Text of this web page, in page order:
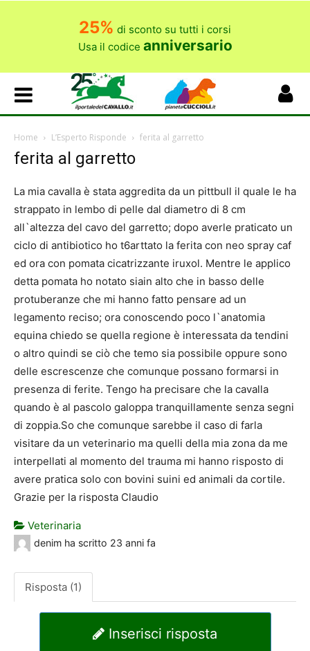
25% di sconto su tutti i corsi
Usa il codice anniversario
Home L’Esperto Risponde ferita al garretto
ferita al garretto
La mia cavalla è stata aggredita da un pittbull il quale le ha
strappato in lembo di pelle dal diametro di 8 cm
all`altezza del cavo del garretto; dopo averle praticato un
ciclo di antibiotico ho t6arttato la ferita con neo spray caf
ed ora con pomata cicatrizzante iruxol. Mentre le applico
detta pomata ho notato siain alto che in basso delle
protuberanze che mi hanno fatto pensare ad un
legamento reciso; ora conoscendo poco l`anatomia
equina chiedo se quella regione è interessata da tendini
o altro quindi se ciò che temo sia possibile oppure sono
delle escrescenze che comunque possano formarsi in
presenza di ferite. Tengo ha precisare che la cavalla
quando è al pascolo galoppa tranquillamente senza segni
di zoppia.So che comunque sarebbe il caso di farla
visitare da un veterinario ma quelli della mia zona da me
interpellati al momento del trauma mi hanno risposto di
avere pratica solo con bovini suini ed animali da cortile.
Grazie per la risposta Claudio
Veterinaria
denim ha scritto 23 anni fa
Risposta (1)
Inserisci risposta